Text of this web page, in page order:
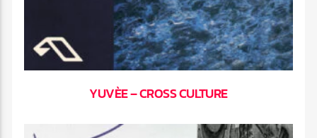
YUVÈE – CROSS CULTURE